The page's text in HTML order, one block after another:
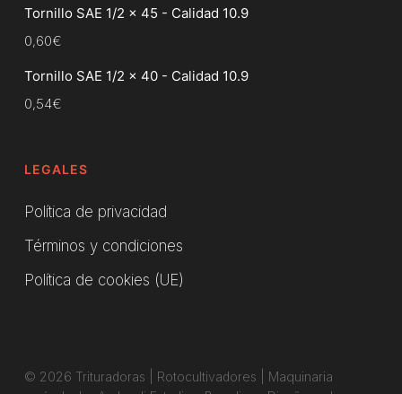
Tornillo SAE 1/2 x 45 - Calidad 10.9
0,60€
Tornillo SAE 1/2 x 40 - Calidad 10.9
0,54€
LEGALES
Política de privacidad
Términos y condiciones
Política de cookies (UE)
© 2026 Trituradoras | Rotocultivadores | Maquinaria